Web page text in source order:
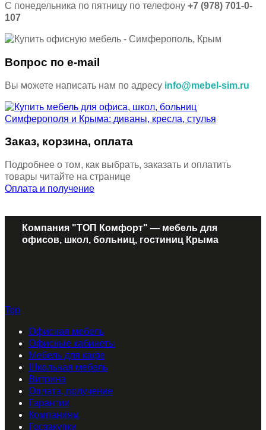
С понедельника по пятницу по телефону +7 (978) 701-0-
107
Вопрос по e-mail
Вы можете написать нам по адресу info@mebel-sim.ru
Заказ, корзина, оплата
Подробнее о том, как выбрать, заказать и оплатить
товары читайте на странице
Оплата и получение
Компания "ТОП Комфорт" — мебель для
офисов, школ, больниц, гостиниц Крыма
Top
Офисная мебель
Офисные кабинеты
Мебель для кафе
Школьная мебель
Витрина
Оплата, получение
Гарантии
Компаниям
Госзакупки